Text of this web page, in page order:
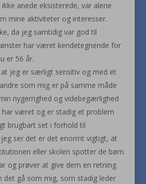
anede eksisterede, var alene
mine aktiviteter og interesser.
da jeg samtidig var god til
har været kendetegnende for
er 56 år.
at jeg er særligt sensitiv og med et
som mig er på samme måde
nygerrighed og videbegærlighed
været og er stadig et problem
brugbart set i forhold til
ser det er det enormt vigtigt, at
eller skolen spotter de børn
og prøver at give dem en retning
det gå som mig, som stadig leder